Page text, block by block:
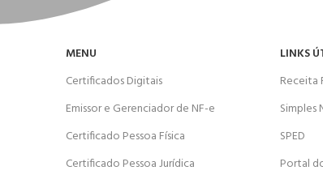
MENU
Certificados Digitais
Emissor e Gerenciador de NF-e
Certificado Pessoa Física
Certificado Pessoa Jurídica
LINKS
Receita
Simples
SPED
Portal